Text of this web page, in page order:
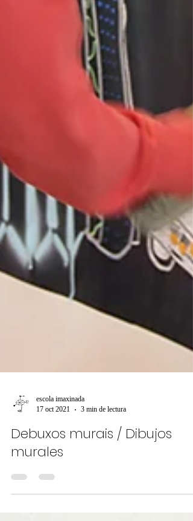
escola imaxinada
17 oct 2021
3 min de lectura
murales